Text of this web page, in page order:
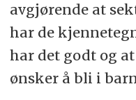
avgjørende at
har de
har det godt og
ønsker å bli i